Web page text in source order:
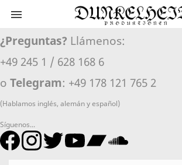

¿Preguntas? Llámenos:
+49 245 1 / 628 168 6
o Telegram: +49 178 121 765 2
(Hablamos inglés, alemán y español)
Síguenos...